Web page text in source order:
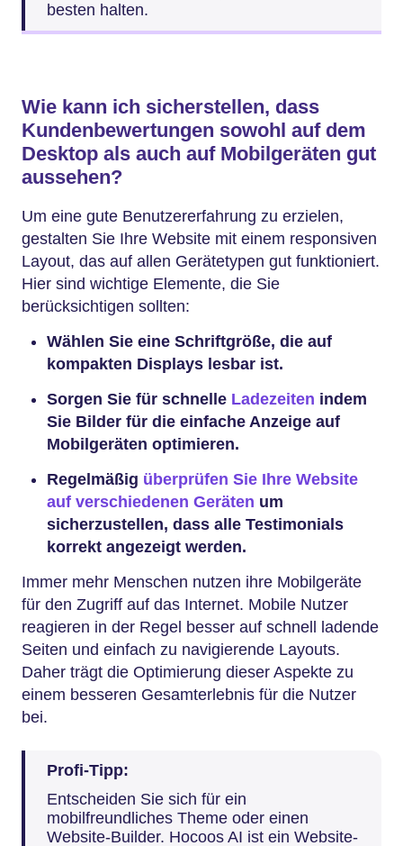
besten halten.
Wie kann ich sicherstellen, dass
Kundenbewertungen sowohl auf dem
Desktop als auch auf Mobilgeräten gut
aussehen?
Um eine gute Benutzererfahrung zu erzielen,
gestalten Sie Ihre Website mit einem responsiven
Layout, das auf allen Gerätetypen gut funktioniert.
Hier sind wichtige Elemente, die Sie
berücksichtigen sollten:
Wählen Sie eine Schriftgröße, die auf
kompakten Displays lesbar ist.
Sorgen Sie für schnelle Ladezeiten indem
Sie Bilder für die einfache Anzeige auf
Mobilgeräten optimieren.
Regelmäßig überprüfen Sie Ihre Website
auf verschiedenen Geräten um
sicherzustellen, dass alle Testimonials
korrekt angezeigt werden.
Immer mehr Menschen nutzen ihre Mobilgeräte
für den Zugriff auf das Internet. Mobile Nutzer
reagieren in der Regel besser auf schnell ladende
Seiten und einfach zu navigierende Layouts.
Daher trägt die Optimierung dieser Aspekte zu
einem besseren Gesamterlebnis für die Nutzer
bei.
Profi-Tipp:
Entscheiden Sie sich für ein
mobilfreundliches Theme oder einen
Website-Builder. Hocoos AI ist ein Website-